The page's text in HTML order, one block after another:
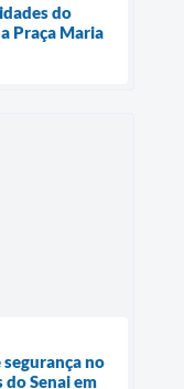
do
Praça Maria
no
Senai em